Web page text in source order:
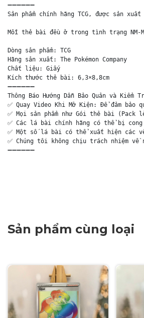
➖➖➖➖➖➖
Sản phẩm chính hãng TCG, được sản
Mỗi thẻ bài đều ở trong tình trạng NM-
Dòng sản phẩm: TCG
Hãng sản xuất: The Pokémon Company
Chất liệu: Giấy
Kích thước thẻ bài: 6,3×8,8cm
➖➖➖➖➖➖
Thông Báo Hướng Dẫn Bảo Quản và Kiểm
✅ Quay Video Khi Mở Kiện: Để đảm
✅ Mọi sản phẩm như Gói thẻ bài (Pack
✅ Các lá bài chính hãng có thể bị
✅ Một số lá bài có thể xuất hiện các
✅ Chúng tôi không chịu trách nhiệm
➖➖➖➖➖➖
Sản phẩm cùng loại